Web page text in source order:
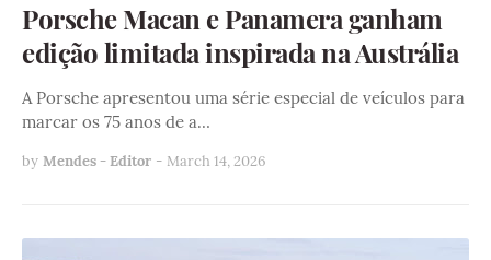
Porsche Macan e Panamera ganham
edição limitada inspirada na Austrália
A Porsche apresentou uma série especial de veículos para
marcar os 75 anos de a…
by Mendes - Editor - March 14, 2026